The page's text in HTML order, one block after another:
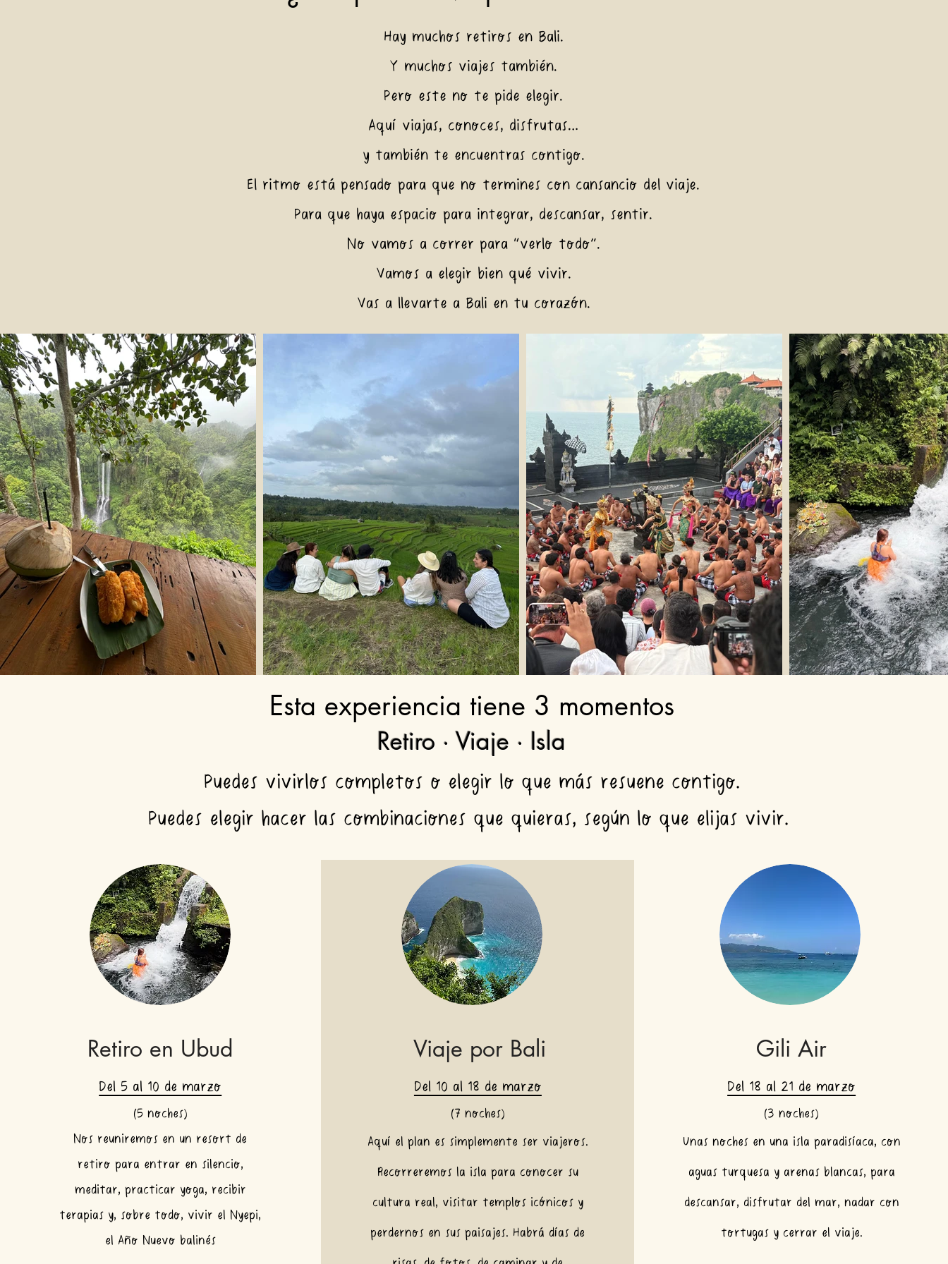
Hay muchos retiros en Bali.
Y muchos viajes también.
Pero este no te pide elegir.
Aquí viajas, conoces, disfrutas…
y también te encuentras contigo.
El ritmo está pensado para que no termines con cansancio del viaje.
Para que haya espacio para integrar, descansar, sentir.
No vamos a correr para “verlo todo”.
Vamos a elegir bien qué vivir.
Vas a llevarte a Bali en tu corazón.
Esta experiencia tiene 3 momentos
Retiro · Viaje · Isla
Puedes vivirlos completos o elegir lo que más resuene contigo.
Puedes elegir hacer las combinaciones que quieras, según lo que elijas vivir.
Retiro en Ubud
Del 5 al 10 de marzo
(5 noches)
Nos reuniremos en un resort de
retiro para entrar en silencio,
meditar, practicar yoga, recibir
terapias y, sobre todo, vivir el Nyepi,
el Año Nuevo balinés
Viaje por Bali
Del 10 al 18 de marzo
(7 noches)
Aquí el plan es simplemente ser viajeros.
Recorreremos la isla para conocer su
cultura real, visitar templos icónicos y
perdernos en sus paisajes. Habrá días de
Gili Air
Del 18 al 21 de marzo
(3 noches)
Unas noches en una isla paradisíaca, con
aguas turquesa y arenas blancas, para
descansar, disfrutar del mar, nadar con
tortugas y cerrar el viaje.